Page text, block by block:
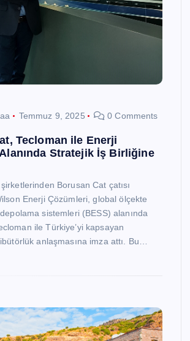
Temmuz 9, 2025 0 Comments
Tecloman ile Enerji
Stratejik İş Birliğine
Borusan Cat çatısı
Enerji Çözümleri, global ölçekte
sistemleri (BESS) alanında
ile Türkiye’yi kapsayan
anlaşmasına imza attı. Bu…